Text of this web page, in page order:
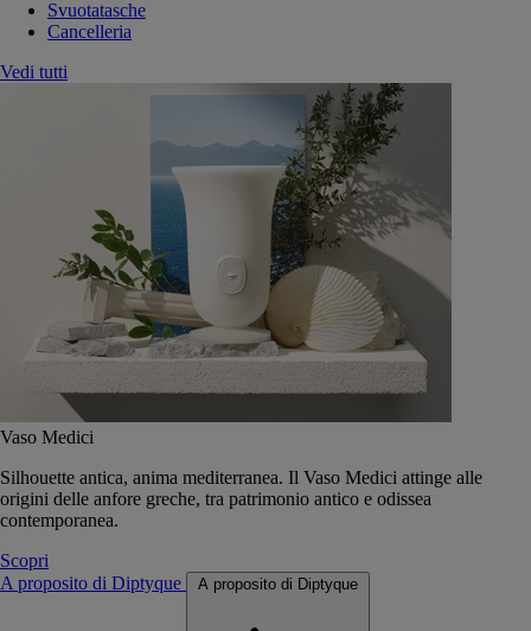
Svuotatasche
Cancelleria
Vedi tutti
Vaso Medici
Silhouette antica, anima mediterranea. Il Vaso Medici attinge alle
origini delle anfore greche, tra patrimonio antico e odissea
contemporanea.
Scopri
A proposito di Diptyque
A proposito di Diptyque